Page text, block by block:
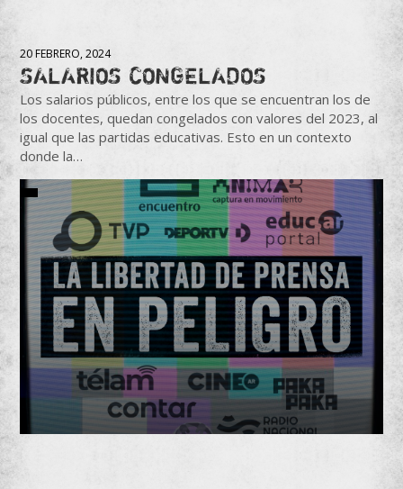
20 FEBRERO, 2024
SALARIOS CONGELADOS
Los salarios públicos, entre los que se encuentran los de
los docentes, quedan congelados con valores del 2023, al
igual que las partidas educativas. Esto en un contexto
donde la…